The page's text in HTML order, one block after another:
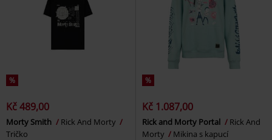
%
Kč 489,00
Morty Smith
Rick And Morty
Tričko
%
Kč 1.087,00
Rick and Morty Portal
Rick And
Morty
Mikina s kapucí